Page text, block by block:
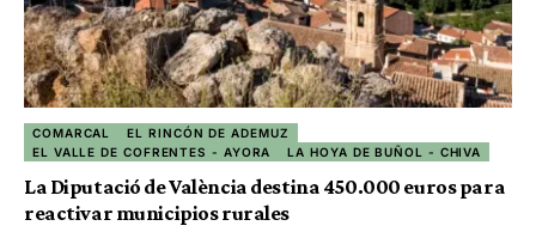
COMARCAL
EL RINCÓN DE ADEMUZ
EL VALLE DE COFRENTES - AYORA
LA HOYA DE BUÑOL - CHIVA
La Diputació de València destina 450.000 euros para
reactivar municipios rurales